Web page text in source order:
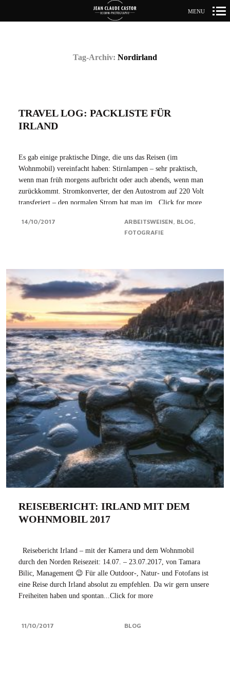
MENU
Tag-Archiv: Nordirland
TRAVEL LOG: PACKLISTE FÜR
IRLAND
Es gab einige praktische Dinge, die uns das Reisen (im
Wohnmobil) vereinfacht haben: Stirnlampen – sehr praktisch,
wenn man früh morgens aufbricht oder auch abends, wenn man
zurückkommt. Stromkonverter, der den Autostrom auf 220 Volt
transferiert – den normalen Strom hat man im...Click for more
14/10/2017 ARBEITSWEISEN BLOG
FOTOGRAFIE
REISEBERICHT: IRLAND MIT DEM
WOHNMOBIL 2017
Reisebericht Irland – mit der Kamera und dem Wohnmobil
durch den Norden Reisezeit: 14.07. – 23.07.2017, von Tamara
Bilic, Management 😉 Für alle Outdoor-, Natur- und Fotofans ist
eine Reise durch Irland absolut zu empfehlen. Da wir gern unsere
Freiheiten haben und spontan...Click for more
11/10/2017 BLOG